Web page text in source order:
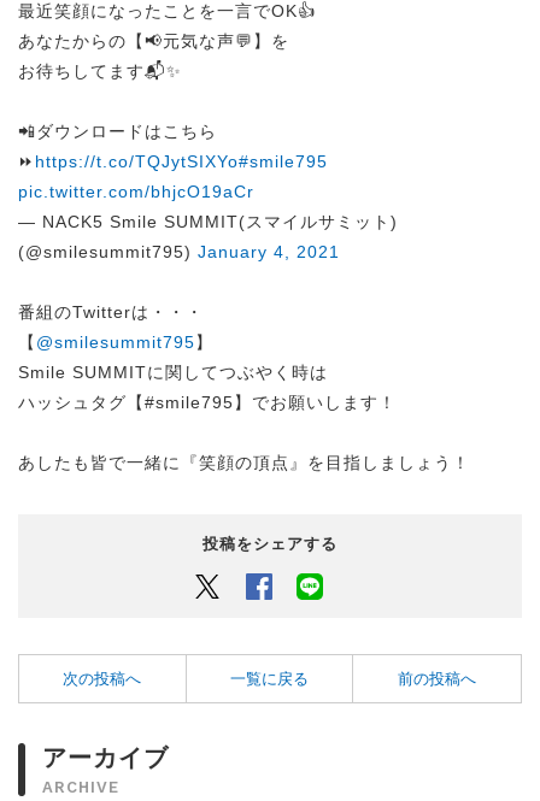
最近笑顔になったことを一言でOK👍
あなたからの【📢元気な声💬】を
お待ちしてます📬✨
📲ダウンロードはこちら
⏩ https://t.co/TQJytSIXYo#smile795
pic.twitter.com/bhjcO19aCr
— NACK5 Smile SUMMIT(スマイルサミット)
(@smilesummit795) January 4, 2021
番組のTwitterは・・・
【 @smilesummit795】
Smile SUMMITに関してつぶやく時は
ハッシュタグ【#smile795】でお願いします！
あしたも皆で一緒に『笑顔の頂点』を目指しましょう！
投稿をシェアする
Twitter Facebook
次の投稿へ 一覧に戻る 前の投稿へ
アーカイブ
ARCHIVE